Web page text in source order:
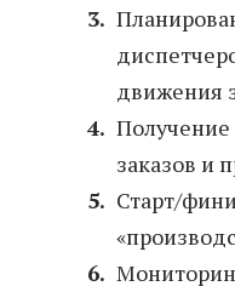
движения
Получение
заказов и
Старт/